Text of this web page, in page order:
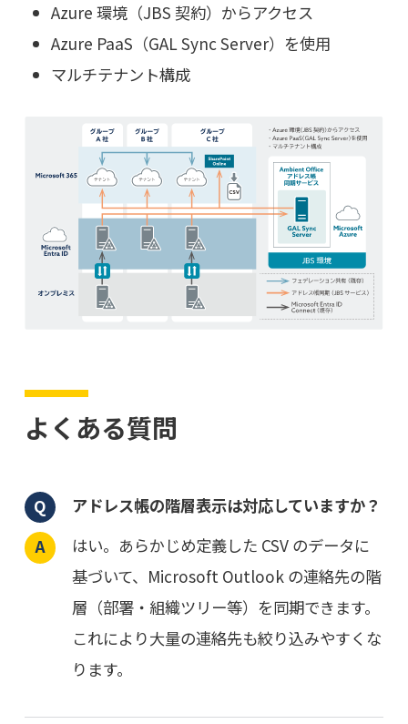
Azure 環境（JBS 契約）からアクセス
Azure PaaS（GAL Sync Server）を使用
マルチテナント構成
よくある質問
アドレス帳の階層表示は対応していますか？
はい。あらかじめ定義した CSV のデータに
基づいて、Microsoft Outlook の連絡先の階
層（部署・組織ツリー等）を同期できます。
これにより大量の連絡先も絞り込みやすくな
ります。